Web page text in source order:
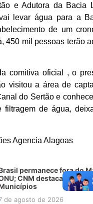
e Adutora da Bacia
levar água para a
de um
450 mil pessoas terão
comitiva oficial , o
visitou a área de
do Sertão e
filtragem de água,
Agencia Alagoas
permanece fora do
CNM destaca o papel
de agosto de 2026